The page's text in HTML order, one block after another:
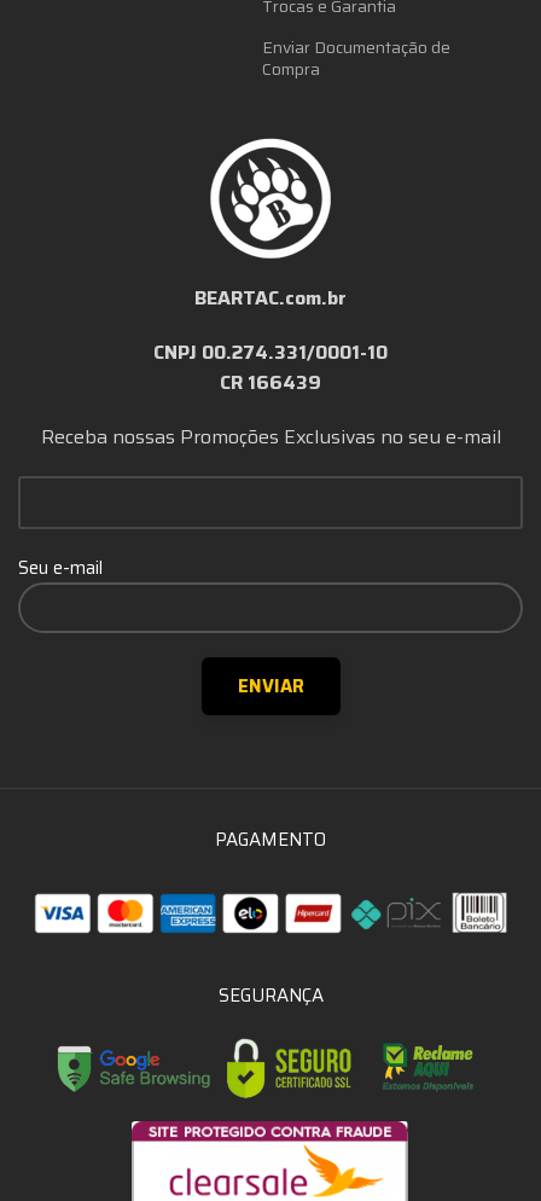
Trocas e Garantia
Enviar Documentação de
Compra
BEARTAC.com.br
CNPJ 00.274.331/0001-10
CR 166439
Receba nossas Promoções Exclusivas no seu e-mail
Seu e-mail
PAGAMENTO
SEGURANÇA